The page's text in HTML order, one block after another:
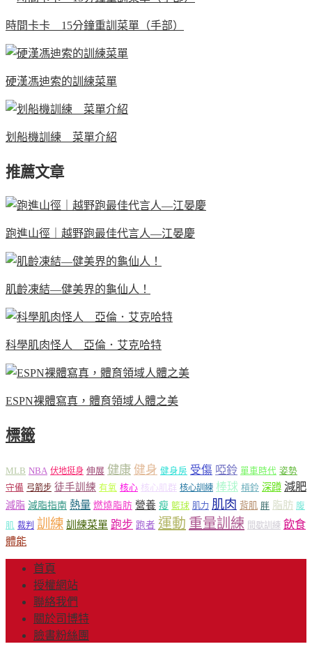
時間卡卡 15分鐘重訓菜單（手部）
硬漢馮迪索的訓練菜單
划船機訓練 菜單介紹
推薦文章
跑進山徑｜越野跑最佳代言人—江晏慶
肌齡凍結—健美界的龜仙人！
科學肌肉怪人 亞倫．艾克哈特
ESPN裸體寫真，體育領域人體之美
標籤
MLB NBA 伏地挺身 伸展 健康 健身 健身房 受傷 啞鈴 單車時代 姿勢
守備 弓箭步 徒手訓練 有氧 核心 核心肌群 核心訓練 棒球 槓鈴 深蹲 減肥
減脂 減脂指南 熱量 燃燒脂肪 營養 瘦 籃球 肌力 肌肉 背肌 胖 脂肪 腹
肌 裁判 訓練 訓練菜單 跑步 跑者 運動 重量訓練 間歇訓練 飲食
體能
首頁
授權網站
聯絡我們
關於司博特
臉書粉絲團